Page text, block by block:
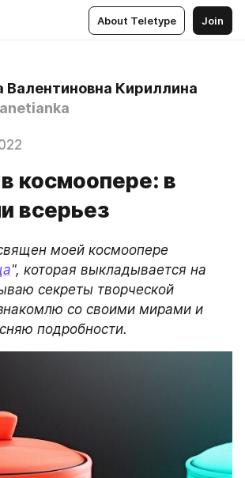
About Teletype Join
Валентиновна Кириллина
космоопере: в
всерьез
моей космоопере
", которая выкладывается на
секреты творческой
со своими мирами и
подробности.